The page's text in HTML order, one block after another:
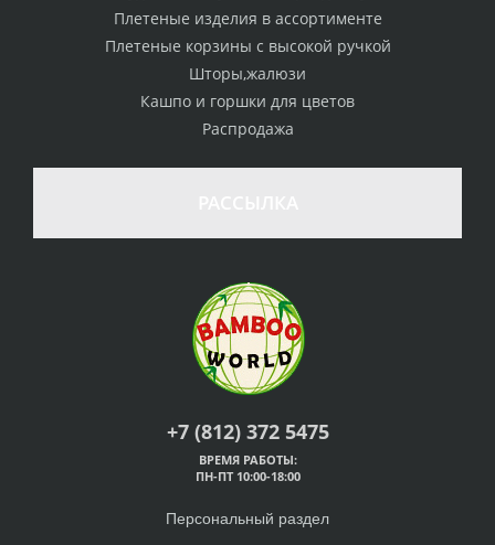
Плетеные изделия в ассортименте
Плетеные корзины с высокой ручкой
Шторы,жалюзи
Кашпо и горшки для цветов
Распродажа
+7 (812) 372 5475
ВРЕМЯ РАБОТЫ:
ПН-ПТ 10:00-18:00
Персональный раздел